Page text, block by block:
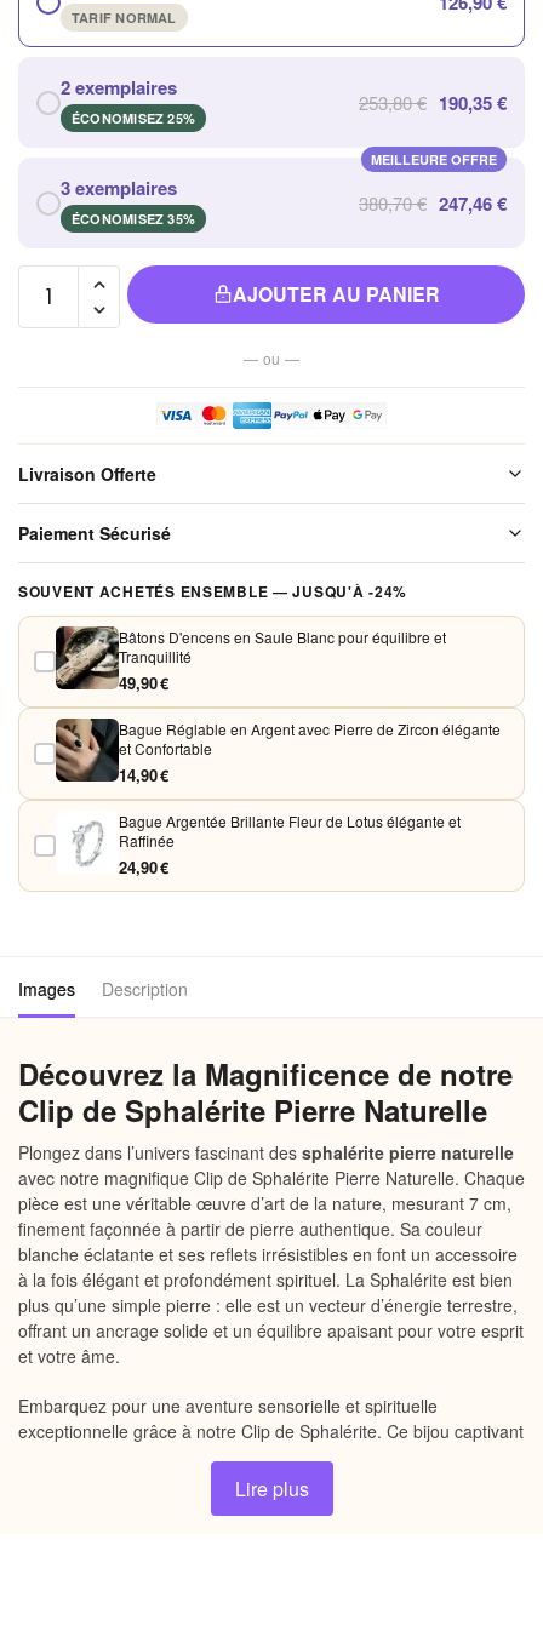
TARIF NORMAL
2 exemplaires
ÉCONOMISEZ 25%
253,80 € 190,35 €
MEILLEURE OFFRE
3 exemplaires
ÉCONOMISEZ 35%
380,70 € 247,46 €
de Clip
et
Ancrage
AJOUTER AU PANIER
— ou —
Livraison Offerte
soigneusement emballé avant expédition. Aucun frais de port, jamais.
Paiement Sécurisé
acceptons Visa, Mastercard, PayPal et Apple Pay. Aucune donnée
bancaire n'est conservée sur nos serveurs.
SOUVENT ACHETÉS ENSEMBLE — JUSQU'À -24%
Bâtons D'encens en Saule Blanc pour équilibre et
Tranquillité
49,90 €
Bague Réglable en Argent avec Pierre de Zircon élégante
et Confortable
14,90 €
Bague Argentée Brillante Fleur de Lotus élégante et
Raffinée
24,90 €
Images Description
Découvrez la Magnificence de notre
Clip de Sphalérite Pierre Naturelle
Plongez dans l’univers fascinant des sphalérite pierre naturelle
avec notre magnifique Clip de Sphalérite Pierre Naturelle. Chaque
pièce est une véritable œuvre d’art de la nature, mesurant 7 cm,
finement façonnée à partir de pierre authentique. Sa couleur
blanche éclatante et ses reflets irrésistibles en font un accessoire
à la fois élégant et profondément spirituel. La Sphalérite est bien
plus qu’une simple pierre : elle est un vecteur d’énergie terrestre,
offrant un ancrage solide et un équilibre apaisant pour votre esprit
et votre âme.
Embarquez pour une aventure sensorielle et spirituelle
exceptionnelle grâce à notre Clip de Sphalérite. Ce bijou captivant
incarne la beauté brute de la nature tout en vous connectant à
son essence puissante. Connu pour ses propriétés énergétiques
uniques, le Clip de Sphalérite favorise la clarté mentale, renforce
Lire plus